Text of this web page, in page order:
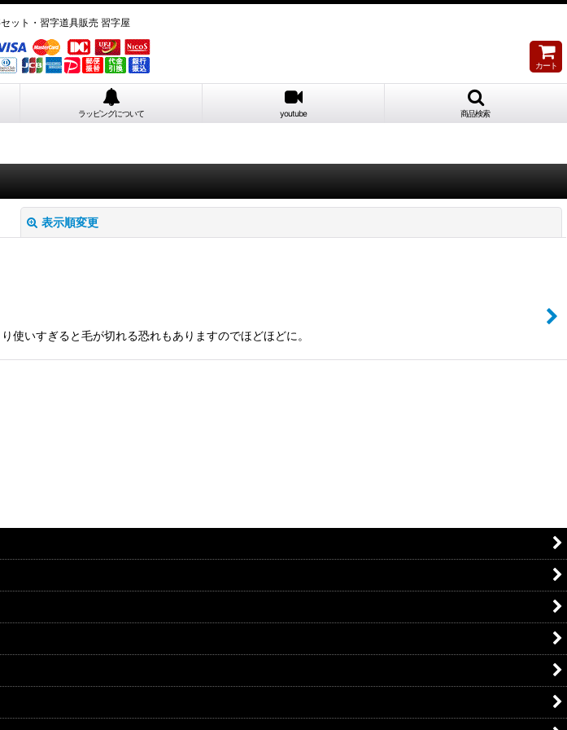
ット・習字道具販売 習字屋
カート
ラッピングについて youtube 商品検索
表示順変更
り込む
いすぎると毛が切れる恐れもありますのでほどほどに。